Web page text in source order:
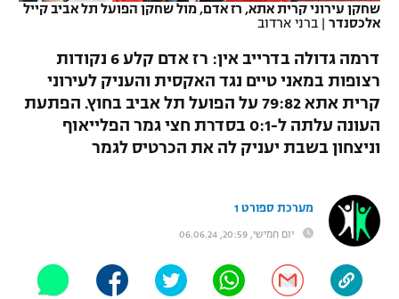
לוח שידורים
ברחבה
"מעל הליגה" – פודקאסט
"מחצית בשכונה" – פודקאסט
מכבי תל אביב
הפועל תל אביב
הפועל חיפה
הפועל באר שבע
בני יהודה
ליגה הולנדית
ליגה טורקית
ליגה סינית
ליגה ברזילאית
ליגות נוספות
ג'ודו
אגרוף
UFC
היאבקות WWE
אופניים
שחקן עירוני קרית אתא, רז אדם, מול שחקן הפועל תל אביב קייל
אלכסנדר | ברני ארדוב
דרמה גדולה בדרייב אין: רז אדם קלע 6 נקודות
רצופות במאני טיים נגד האקסית והעניק לעירוני
קרית אתא 79:82 על הפועל תל אביב בחוץ. הפתעת
העונה עלתה ל-0:1 בסדרת חצי גמר הפלייאוף
וניצחון בשבת יעניק לה את הכרטיס לגמר
מערכת ספורט 1
יום חמישי, 20:59, 06.06.24